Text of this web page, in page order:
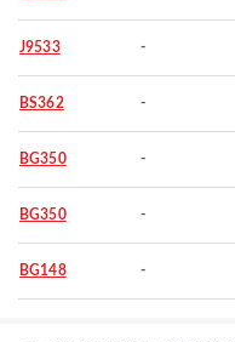
J9533 -
BS362 -
BG350 -
BG350 -
BG148 -